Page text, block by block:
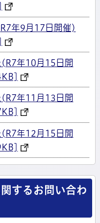
年9月17日開催)
年10月15日開
年11月13日開
年12月15日開
するお問い合わ